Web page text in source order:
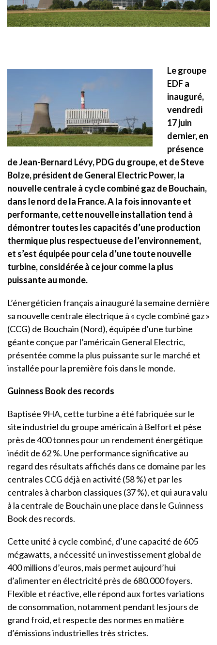
Le groupe
EDF a
inauguré,
vendredi
17 juin
dernier, en
présence
de Jean-Bernard Lévy, PDG du groupe, et de Steve
Bolze, président de General Electric Power, la
nouvelle centrale à cycle combiné gaz de Bouchain,
dans le nord de la France. A la fois innovante et
performante, cette nouvelle installation tend à
démontrer toutes les capacités d’une production
thermique plus respectueuse de l’environnement,
et s’est équipée pour cela d’une toute nouvelle
turbine, considérée à ce jour comme la plus
puissante au monde.
L’énergéticien français a inauguré la semaine dernière
sa nouvelle centrale électrique à « cycle combiné gaz »
(CCG) de Bouchain (Nord), équipée d’une turbine
géante conçue par l’américain General Electric,
présentée comme la plus puissante sur le marché et
installée pour la première fois dans le monde.
Guinness Book des records
Baptisée 9HA, cette turbine a été fabriquée sur le
site industriel du groupe américain à Belfort et pèse
près de 400 tonnes pour un rendement énergétique
inédit de 62 %. Une performance significative au
regard des résultats affichés dans ce domaine par les
centrales CCG déjà en activité (58 %) et par les
centrales à charbon classiques (37 %), et qui aura valu
à la centrale de Bouchain une place dans le Guinness
Book des records.
Cette unité à cycle combiné, d’une capacité de 605
mégawatts, a nécessité un investissement global de
400 millions d’euros, mais permet aujourd’hui
d’alimenter en électricité près de 680.000 foyers.
Flexible et réactive, elle répond aux fortes variations
de consommation, notamment pendant les jours de
grand froid, et respecte des normes en matière
d’émissions industrielles très strictes.